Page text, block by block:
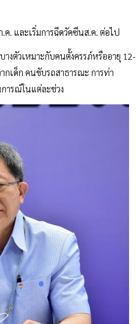
. และเริ่มการฉีดวัคซีนส.ค. ต่อไป
างตัวเหมาะกับคนตั้งครรภ์หรืออายุ 12-
เด็ก คนขับรถสาธารณะ การท่า
ารณ์ในแต่ละช่วง